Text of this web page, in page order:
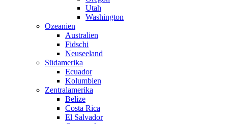
Utah
Washington
Ozeanien
Australien
Fidschi
Neuseeland
Südamerika
Ecuador
Kolumbien
Zentralamerika
Belize
Costa Rica
El Salvador